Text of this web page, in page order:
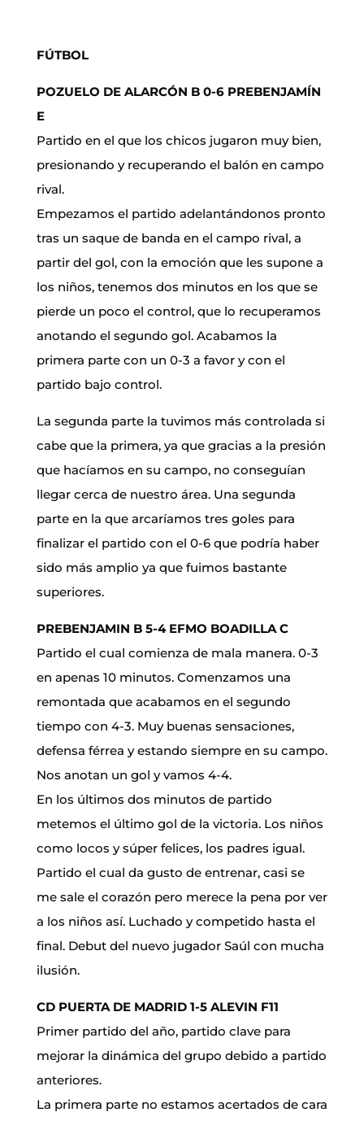
FÚTBOL
POZUELO DE ALARCÓN B 0-6 PREBENJAMÍN
E
Partido en el que los chicos jugaron muy bien,
presionando y recuperando el balón en campo
rival.
Empezamos el partido adelantándonos pronto
tras un saque de banda en el campo rival, a
partir del gol, con la emoción que les supone a
los niños, tenemos dos minutos en los que se
pierde un poco el control, que lo recuperamos
anotando el segundo gol. Acabamos la
primera parte con un 0-3 a favor y con el
partido bajo control.
La segunda parte la tuvimos más controlada si
cabe que la primera, ya que gracias a la presión
que hacíamos en su campo, no conseguían
llegar cerca de nuestro área. Una segunda
parte en la que arcaríamos tres goles para
finalizar el partido con el 0-6 que podría haber
sido más amplio ya que fuimos bastante
superiores.
PREBENJAMIN B 5-4 EFMO BOADILLA C
Partido el cual comienza de mala manera. 0-3
en apenas 10 minutos. Comenzamos una
remontada que acabamos en el segundo
tiempo con 4-3. Muy buenas sensaciones,
defensa férrea y estando siempre en su campo.
Nos anotan un gol y vamos 4-4.
En los últimos dos minutos de partido
metemos el último gol de la victoria. Los niños
como locos y súper felices, los padres igual.
Partido el cual da gusto de entrenar, casi se
me sale el corazón pero merece la pena por ver
a los niños así. Luchado y competido hasta el
final. Debut del nuevo jugador Saúl con mucha
ilusión.
CD PUERTA DE MADRID 1-5 ALEVIN F11
Primer partido del año, partido clave para
mejorar la dinámica del grupo debido a partido
anteriores.
La primera parte no estamos acertados de cara